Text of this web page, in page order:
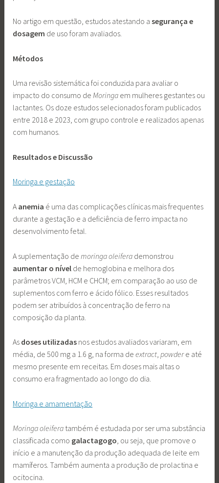
No artigo em questão, estudos atestando asegurança e
dosagem de uso foram avaliados.
Métodos
Uma revisão sistemática foi conduzida para avaliar o
impacto do consumo deMoringa em mulheres gestantes ou
lactantes. Os doze estudos selecionados foram publicados
entre 2018 e 2023, com grupo controle e realizados apenas
com humanos.
Resultados e Discussão
Moringa e gestação
A anemia é uma das complicações clínicas mais frequentes
durante a gestação e a deficiência de ferro impacta no
desenvolvimento fetal.
A suplementação de moringa oleifera demonstrou
aumentar o nível de hemoglobina e melhora dos
parâmetros VCM, HCM e CHCM; em comparação ao uso de
suplementos com ferro e ácido fólico. Esses resultados
podem ser atribuídos à concentração de ferro na
composição da planta.
As doses utilizadas nos estudos avaliados variaram, em
média, de 500 mg a 1.6 g, na forma deextract,powdere até
mesmo presente em receitas. Em doses mais altas o
consumo era fragmentado ao longo do dia.
Moringa e amamentação
Moringa oleifera também é estudada por ser uma substância
classificada como galactagogo, ou seja, que promove o
início e a manutenção da produção adequada de leite em
mamíferos. Também aumenta a produção de prolactina e
ocitocina.